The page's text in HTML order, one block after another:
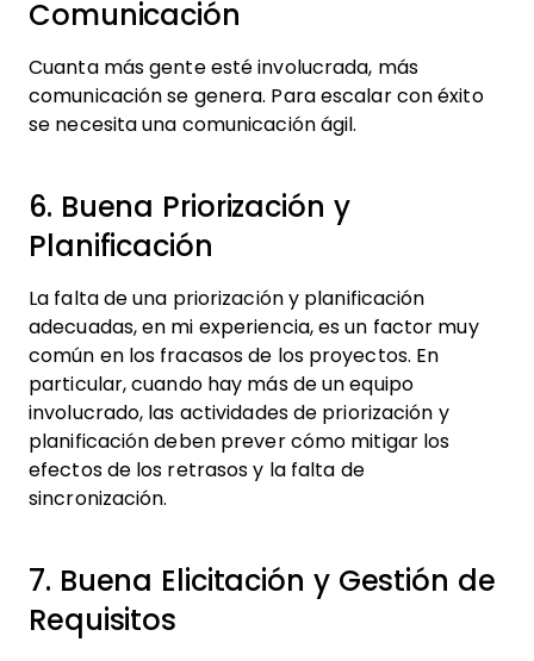
Comunicación
Cuanta más gente esté involucrada, más
comunicación se genera. Para escalar con éxito
se necesita una comunicación ágil.
6. Buena Priorización y
Planificación
La falta de una priorización y planificación
adecuadas, en mi experiencia, es un factor muy
común en los fracasos de los proyectos. En
particular, cuando hay más de un equipo
involucrado, las actividades de priorización y
planificación deben prever cómo mitigar los
efectos de los retrasos y la falta de
sincronización.
7. Buena Elicitación y Gestión de
Requisitos